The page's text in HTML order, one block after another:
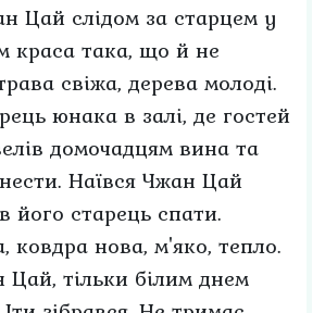
Цай слідом за старцем у
краса така, що й не
свіжа, дерева молоді.
юнака в залі, де гостей
домочадцям вина та
Наївся Чжан Цай
його старець спати.
ковдра нова, м'яко, тепло.
тільки білим днем